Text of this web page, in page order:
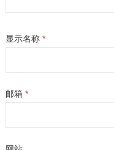
显示名称 *
邮箱 *